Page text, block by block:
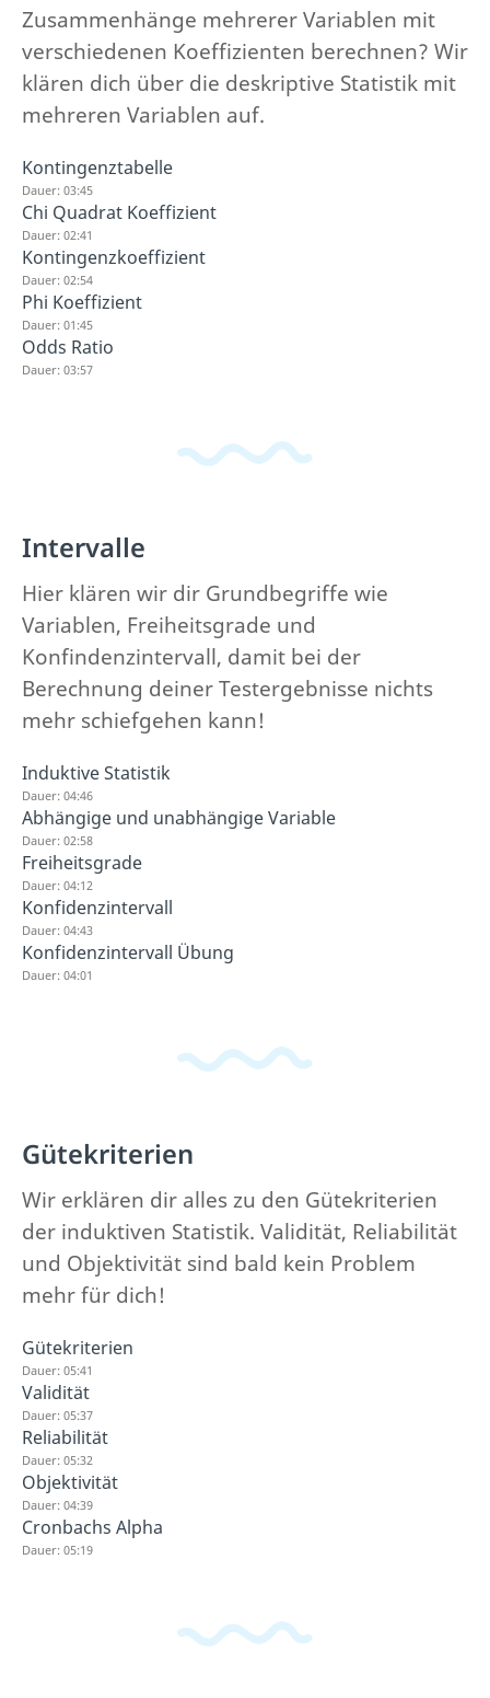
Zusammenhänge mehrerer Variablen mit
verschiedenen Koeffizienten berechnen? Wir
klären dich über die deskriptive Statistik mit
mehreren Variablen auf.
Kontingenztabelle
Dauer: 03:45
Chi Quadrat Koeffizient
Dauer: 02:41
Kontingenzkoeffizient
Dauer: 02:54
Phi Koeffizient
Dauer: 01:45
Odds Ratio
Dauer: 03:57
Intervalle
Hier klären wir dir Grundbegriffe wie
Variablen, Freiheitsgrade und
Konfindenzintervall, damit bei der
Berechnung deiner Testergebnisse nichts
mehr schiefgehen kann!
Induktive Statistik
Dauer: 04:46
Abhängige und unabhängige Variable
Dauer: 02:58
Freiheitsgrade
Dauer: 04:12
Konfidenzintervall
Dauer: 04:43
Konfidenzintervall Übung
Dauer: 04:01
Gütekriterien
Wir erklären dir alles zu den Gütekriterien
der induktiven Statistik. Validität, Reliabilität
und Objektivität sind bald kein Problem
mehr für dich!
Gütekriterien
Dauer: 05:41
Validität
Dauer: 05:37
Reliabilität
Dauer: 05:32
Objektivität
Dauer: 04:39
Cronbachs Alpha
Dauer: 05:19